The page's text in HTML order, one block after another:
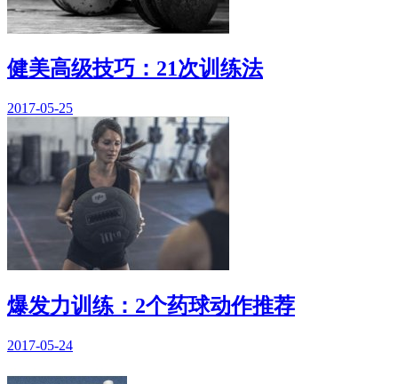
健美高级技巧：21次训练法
2017-05-25
爆发力训练：2个药球动作推荐
2017-05-24